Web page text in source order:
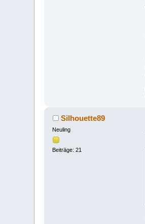
Silhouette89
Neuling
Beiträge: 21